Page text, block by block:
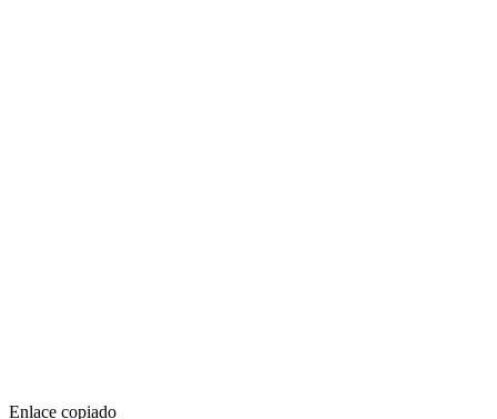
Enlace copiado